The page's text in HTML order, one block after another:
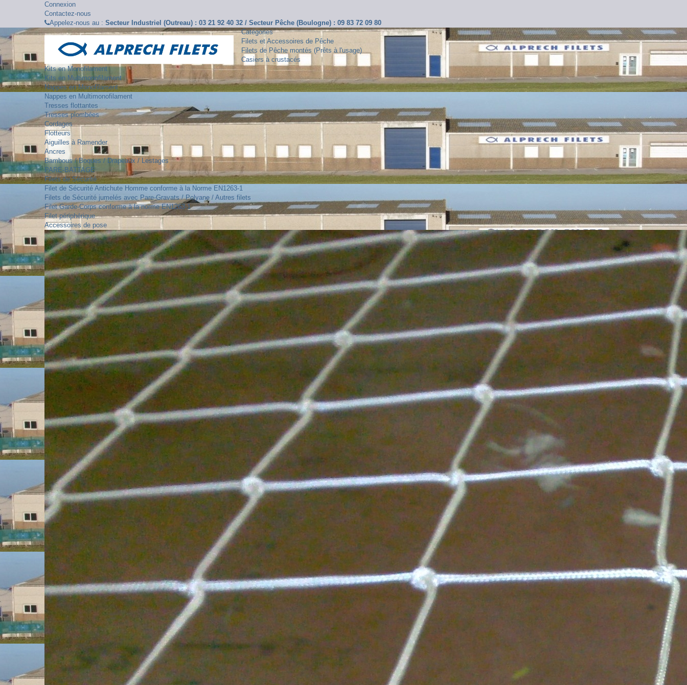
Connexion
Contactez-nous
Appelez-nous au : Secteur Industriel (Outreau) : 03 21 92 40 32 / Secteur Pêche (Boulogne) : 09 83 72 09 80
Catégories
Filets et Accessoires de Pêche
Filets de Pêche montés (Prêts à l'usage)
Casiers à crustacés
Kits en Monofilament
Kits en Multimonofilament
Nappes en Monofilament
Nappes en Multimonofilament
Tresses flottantes
Tresses plombées
Cordages
Flotteurs
Aiguilles à Ramender
Ancres
Bambous / Boques / Drapeaux / Lestages
PARE-BATTAGE
Filets de Sécurité
Filet de Sécurité Antichute Homme conforme à la Norme EN1263-1
Filets de Sécurité jumelés avec Pare-Gravats / Polyane / Autres filets
Filet Garde-Corps conforme à la norme EN1263-1
Filet périphérique
Accessoires de pose